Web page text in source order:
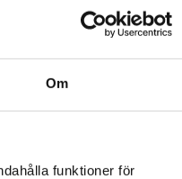
Om
funktioner för